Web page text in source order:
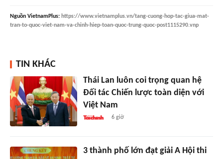
Nguồn VietnamPlus: https://www.vietnamplus.vn/tang-cuong-hop-tac-giua-mat-
tran-to-quoc-viet-nam-va-chinh-hiep-toan-quoc-trung-quoc-post1115290.vnp
TIN KHÁC
Thái Lan luôn coi trọng quan hệ
Đối tác Chiến lược toàn diện với
Việt Nam
6 giờ
3 thành phố lớn đạt giải A Hội thi